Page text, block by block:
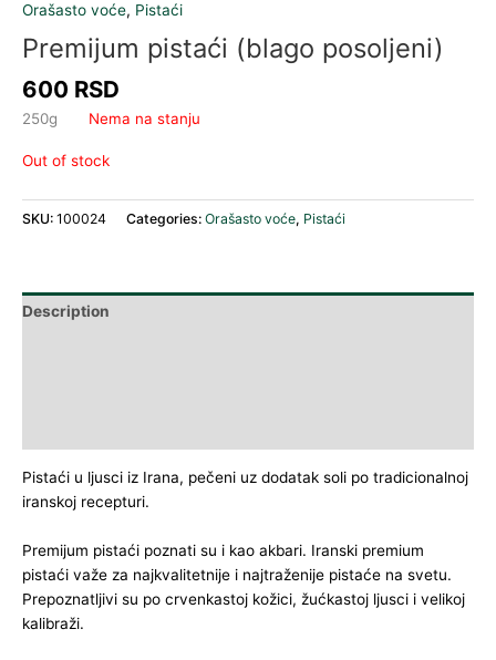
Orašasto voće, Pistaći
Premijum pistaći (blago posoljeni)
600 RSD
250g Nema na stanju
Out of stock
SKU: 100024 Categories: Orašasto voće, Pistaći
Description
Pistaći u ljusci iz Irana, pečeni uz dodatak soli po tradicionalnoj
iranskoj recepturi.
Premijum pistaći poznati su i kao akbari. Iranski premium
pistaći važe za najkvalitetnije i najtraženije pistaće na svetu.
Prepoznatljivi su po crvenkastoj kožici, žućkastoj ljusci i velikoj
kalibraži.